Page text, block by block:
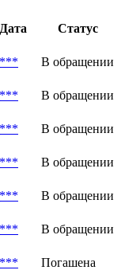
Дата
Статус
***
В обращении
***
В обращении
***
В обращении
***
В обращении
***
В обращении
***
В обращении
***
Погашена